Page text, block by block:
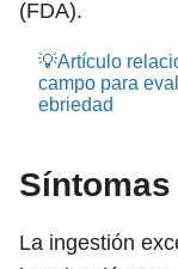
(FDA).
💡Artículo
campo para
ebriedad
La ingestión